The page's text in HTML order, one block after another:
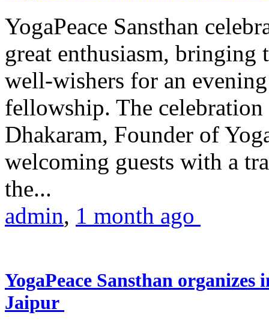
YogaPeace Sansthan
great enthusiasm, bringing
well-wishers for an
fellowship. The
Dhakaram, Founder of
welcoming guests with a
the...
admin, 1 month ago
YogaPeace Sansthan
Jaipur